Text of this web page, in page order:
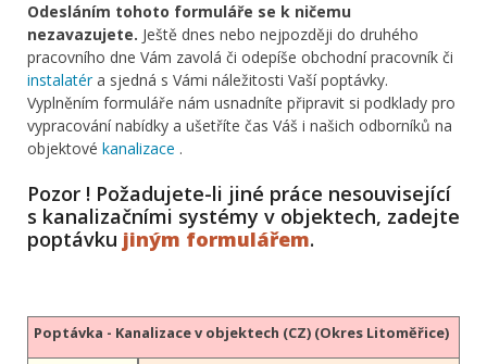
Odesláním tohoto formuláře se k ničemu
nezavazujete. Ještě dnes nebo nejpozději do druhého
pracovního dne Vám zavolá či odepíše obchodní pracovník či
instalatéra sjedná s Vámi náležitosti Vaší poptávky.
Vyplněním formuláře nám usnadníte připravit si podklady pro
vypracování nabídky a ušetříte čas Váš i našich odborníků na
objektové kanalizace .
Pozor ! Požadujete-li jiné práce nesouvisející
s kanalizačními systémy v objektech, zadejte
poptávku jiným formulářem.
Poptávka - Kanalizace v objektech (CZ) (Okres Litoměřice)